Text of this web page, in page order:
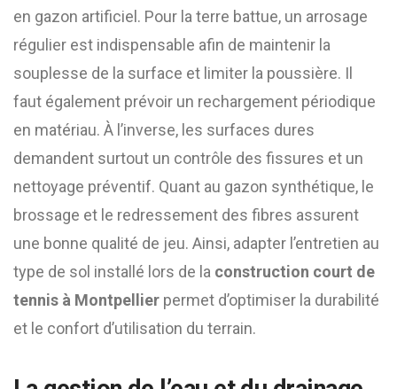
en gazon artificiel. Pour la terre battue, un arrosage
régulier est indispensable afin de maintenir la
souplesse de la surface et limiter la poussière. Il
faut également prévoir un rechargement périodique
en matériau. À l’inverse, les surfaces dures
demandent surtout un contrôle des fissures et un
nettoyage préventif. Quant au gazon synthétique, le
brossage et le redressement des fibres assurent
une bonne qualité de jeu. Ainsi, adapter l’entretien au
type de sol installé lors de la construction court de
tennis à Montpellier permet d’optimiser la durabilité
et le confort d’utilisation du terrain.